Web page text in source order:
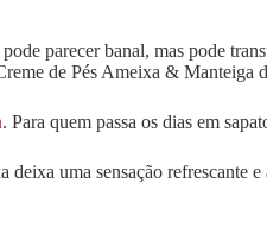
parecer banal, mas pode
de Pés Ameixa & Manteiga
. Para quem passa os dias em
deixa uma sensação refrescante